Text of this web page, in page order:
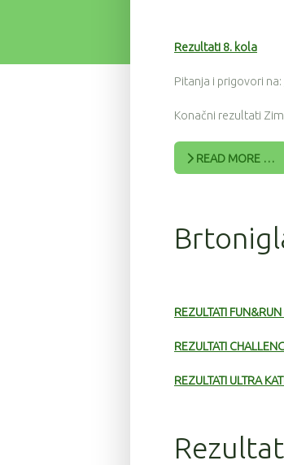
Rezultati 8. kola
Pitanja i prigovori na:
Konačni rezultati
READ MORE …
REZULTATI
REZULTATI
REZULTATI ULTRA